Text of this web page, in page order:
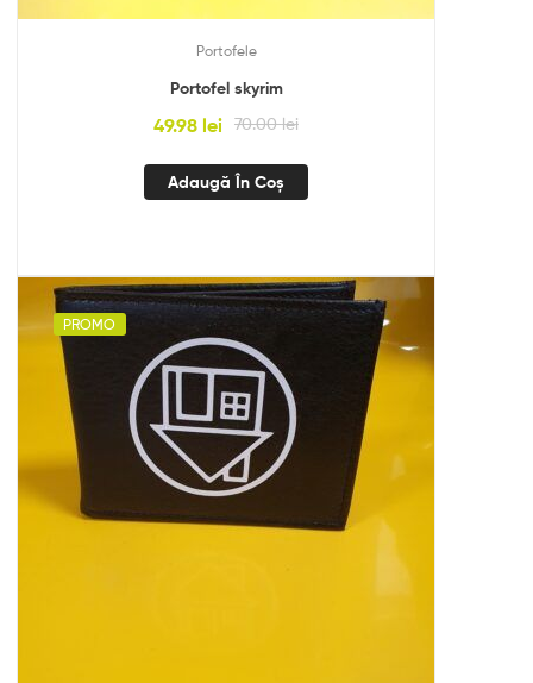
Portofele
Portofel skyrim
70.00lei
49.98 lei
Adaugă În Coș
PROMO